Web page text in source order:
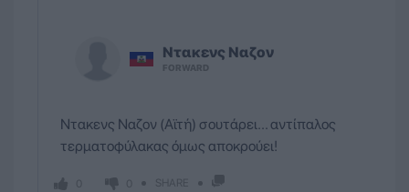
Ντακενς Ναζον
FORWARD
Ντακενς Ναζον (Αϊτή) σουτάρει... αντίπαλος
τερματοφύλακας όμως αποκρούει!
SHARE